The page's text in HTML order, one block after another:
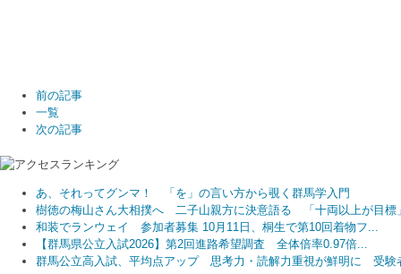
前の記事
一覧
次の記事
あ、それってグンマ！ 「を」の言い方から覗く群馬学入門
樹徳の梅山さん大相撲へ 二子山親方に決意語る 「十両以上が目標
和装でランウェイ 参加者募集 10月11日、桐生で第10回着物フ...
【群馬県公立入試2026】第2回進路希望調査 全体倍率0.97倍...
群馬公立高入試、平均点アップ 思考力・読解力重視が鮮明に 受験